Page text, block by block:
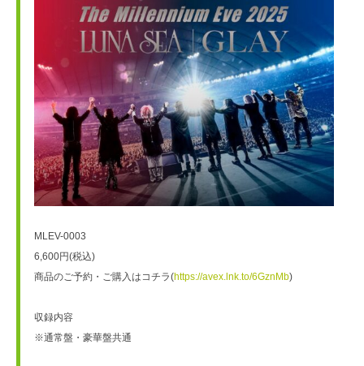
MLEV-0003
6,600円(税込)
商品のご予約・ご購入はコチラ(https://avex.lnk.to/6GznMb)
収録内容
※通常盤・豪華盤共通